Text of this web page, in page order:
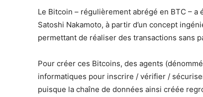
Le Bitcoin – régulièrement abrégé en BTC – a
Satoshi Nakamoto, à partir d’un concept
permettant de réaliser des transactions sans
Pour créer ces Bitcoins, des agents
informatiques pour inscrire / vérifier /
puisque la chaîne de données ainsi créée